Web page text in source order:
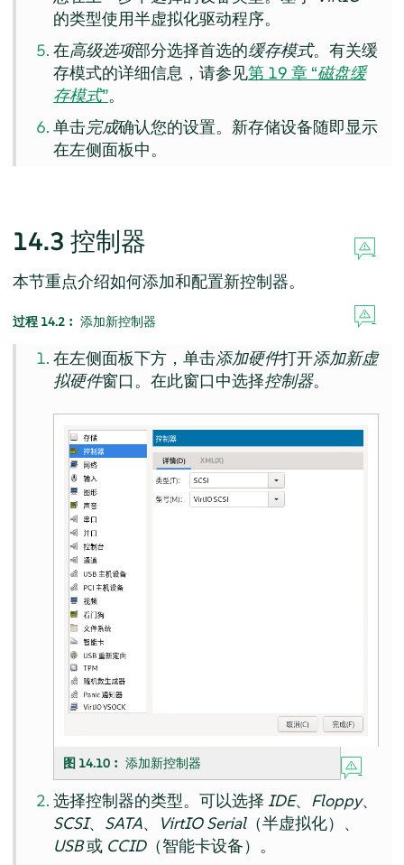
的类型使用半虚拟化驱动程序。
在高级选项部分选择首选的缓存模式。有关缓
存模式的详细信息，请参见第 19 章 “磁盘缓
存模式”。
单击完成确认您的设置。新存储设备随即显示
在左侧面板中。
14.3 控制器
本节重点介绍如何添加和配置新控制器。
过程 14.2︰ 添加新控制器
在左侧面板下方，单击添加硬件打开添加新虚
拟硬件窗口。在此窗口中选择控制器。
图 14.10︰添加新控制器
选择控制器的类型。可以选择IDE、 Floppy、
SCSI、 SATA、 VirtIO Serial（半虚拟化）、
USB或 CCID（智能卡设备）。